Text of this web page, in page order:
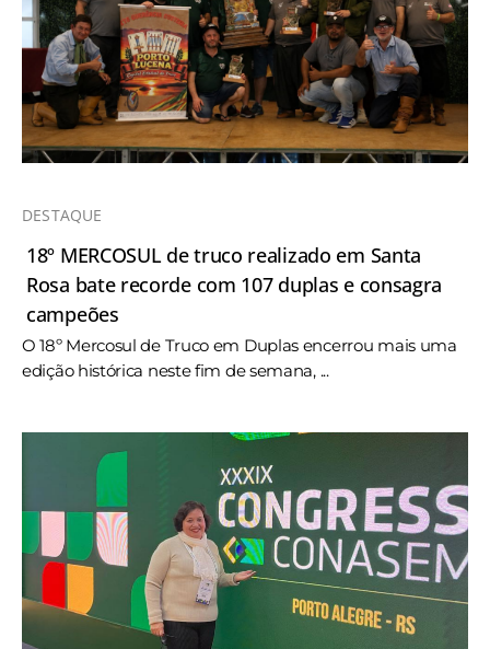
DESTAQUE
18º MERCOSUL de truco realizado em Santa
Rosa bate recorde com 107 duplas e consagra
campeões
O 18º Mercosul de Truco em Duplas encerrou mais uma
edição histórica neste fim de semana, ...